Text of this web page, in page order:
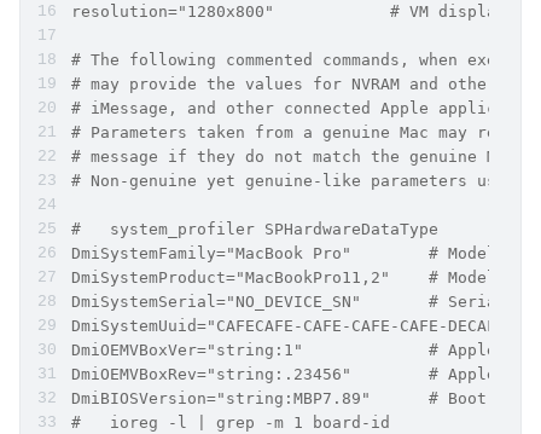
resolution="1280x800"            # VM display
# The following commented commands, when
# may provide the values for NVRAM and other
# iMessage, and other connected Apple
# Parameters taken from a genuine Mac may
# message if they do not match the genuine Mac
# Non-genuine yet genuine-like parameters
#   system_profiler SPHardwareDataType
DmiSystemFamily="MacBook Pro"        # Model
DmiSystemProduct="MacBookPro11,2"    # Model
DmiSystemSerial="NO_DEVICE_SN"       # Serial
DmiSystemUuid="CAFECAFE-CAFE-CAFE-CAFE-
DmiOEMVBoxVer="string:1"             # Apple
DmiOEMVBoxRev="string:.23456"        # Apple
DmiBIOSVersion="string:MBP7.89"      # Boot ROM
#   ioreg -l | grep -m 1 board-id